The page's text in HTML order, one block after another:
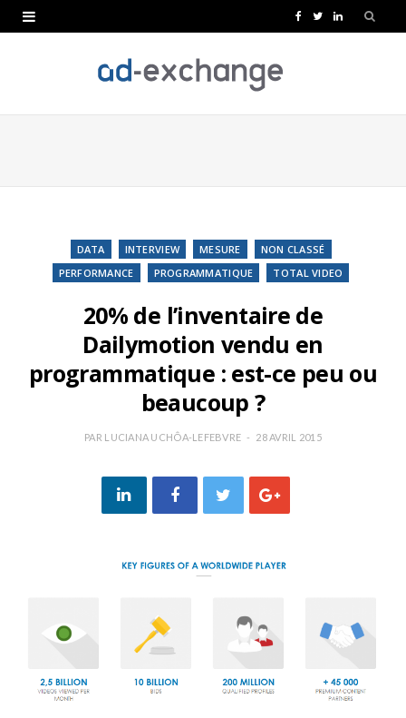
e
k
T
t
L
k
DATA INTERVIEW MESURE
NON CLASSÉ
PERFORMANCE
PROGRAMMATIQUE TOTAL VIDEO
20% de l’inventaire de
Dailymotion vendu en
programmatique : est-ce peu ou
beaucoup ?
PAR LUCIANA UCHÔA-LEFEBVRE 28 AVRIL 2015